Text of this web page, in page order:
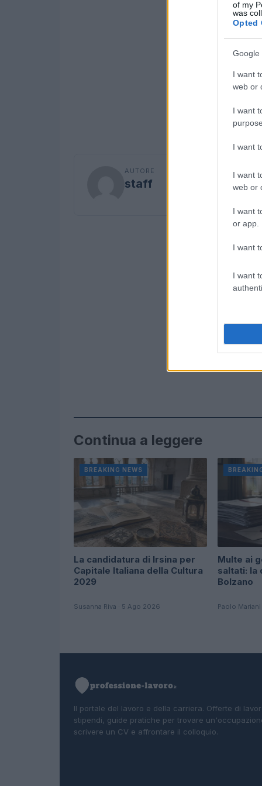
of my
was
Opted
Google
I want
web or
I want
I want
I want
web or
I want
or app.
I want
I want
AUTORE
staff
Continua a leggere
BREAKING NEWS
La candidatura di Irsina per
Capitale Italiana della Cultura
2029
Susanna Riva · 5 Ago 2026
Multe ai
saltati: la
Bolzano
Paolo
Il portale del lavoro e della carriera. Offerte di
stipendi, guide pratiche per trovare
scrivere un CV e affrontare il colloquio.